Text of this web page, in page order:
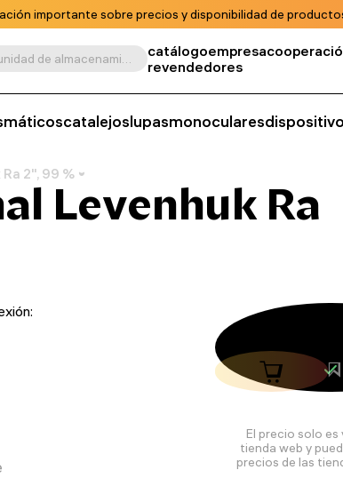
importante sobre precios y disponibilidad de
Buscar por producto, unidad de almacenamiento, categoría, etc. catálogoempresa
revendedores
catalejoslupasmonoculares
2", 99 %
Levenhuk Ra
El precio solo es
tienda web y
precios de las